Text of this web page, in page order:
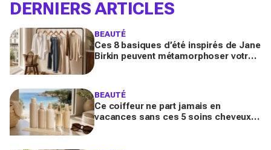
DERNIERS ARTICLES
BEAUTÉ
Ces 8 basiques d’été inspirés de Jane
Birkin peuvent métamorphoser votre
BEAUTÉ
Ce coiffeur ne part jamais en
vacances sans ces 5 soins cheveux :